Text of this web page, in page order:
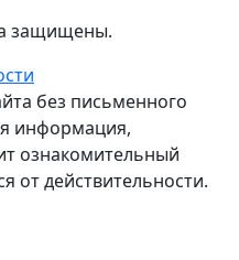
защищены.
без письменного
информация,
ознакомительный
от действительности.